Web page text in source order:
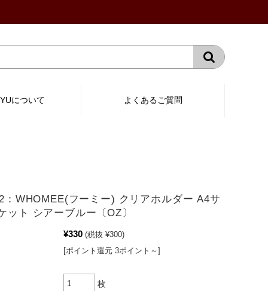
について よくあるご質問
：WHOMEE(フーミー) クリアホルダー A4サ
ット シアーブルー〔OZ〕
¥330 (税抜 ¥300)
[ポイント還元 3ポイント～]
枚